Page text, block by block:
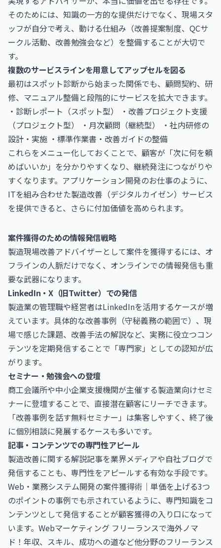
そのためには、知識の一方的な提供だけでなく、現場スタ
ッフが自分で考え、動ける仕組み（改善提案制度、QCサ
ークル活動、改善勉強会など）を整備することが大切で
す。
複数のサービスラインを用意してアップセルを図る
最初はスポット診断から始まった関係でも、顧問契約、研
修、マニュアル整備と段階的にサービスを拡大できます。
・診断レポート（スポット型） ・改善プロジェクト支援
（プロジェクト型） ・月次顧問（継続型） ・社内研修の
設計・実施 ・標準作業書・改善ガイドの整備
これらをメニュー化しておくことで、顧客が「次に何を頼
めばいいか」を分かりやすくなり、継続発注につながりや
すくなります。 アプリケーション開発のお仕事のように、
ITを組み合わせた製造改善（デジタルカイゼン）サービス
を提供できると、さらに付加価値を高められます。
案件獲得のための情報発信戦略
製造現場改善アドバイザーとして案件を獲得するには、オ
フラインの人脈だけでなく、オンラインでの情報発信も重
要な武器になります。
LinkedIn・X（旧Twitter）での発信
製造業の管理職や経営者はLinkedInを活用するケースが増
えています。具体的な改善事例（守秘義務の範囲で）、現
場で感じた課題、改善手法の解説など、実務に役立つコン
テンツを定期発信することで「専門家」としての認知が広
がります。
セミナー・勉強会への登壇
商工会議所や中小企業支援機関が主催する製造業向けセミ
ナーに登壇することで、直接潜在顧客にリーチできます。
「改善事例を話す無料セミナー」は集客しやすく、終了後
に個別相談に発展するケースも多いです。
記事・コンテンツでの専門性アピール
製造改善に関する解説記事を業界メディアや自社ブログで
発信することも、専門性をアピールする有効な手段です。
Web・業務システム開発の案件獲得術｜単価を上げる3つ
のポイントの事例でも示されているように、専門知識をコ
ンテンツとして発信することが顧客獲得の入り口になって
います。 Webマーケティング フリーランスで海外ノマ
ド！年収、スキル、成功への道など他分野のフリーランス